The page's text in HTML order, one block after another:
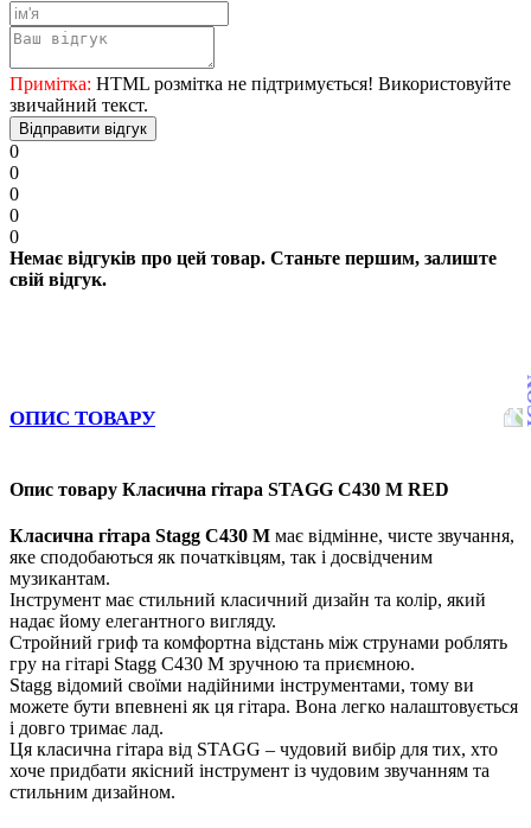
Примітка: HTML розмітка не підтримується! Використовуйте
звичайний текст.
Відправити відгук
0
0
0
0
0
Немає відгуків про цей товар. Станьте першим, залиште
свій відгук.
ОПИС ТОВАРУ
Опис товару Класична гітара STAGG C430 M RED
Класична гітара Stagg C430 M має відмінне, чисте звучання,
яке сподобаються як початківцям, так і досвідченим
музикантам.
Інструмент має стильний класичний дизайн та колір, який
надає йому елегантного вигляду.
Стройний гриф та комфортна відстань між струнами роблять
гру на гітарі Stagg C430 M зручною та приємною.
Stagg відомий своїми надійними інструментами, тому ви
можете бути впевнені як ця гітара. Вона легко налаштовується
і довго тримає лад.
Ця класична гітара від STAGG – чудовий вибір для тих, хто
хоче придбати якісний інструмент із чудовим звучанням та
стильним дизайном.